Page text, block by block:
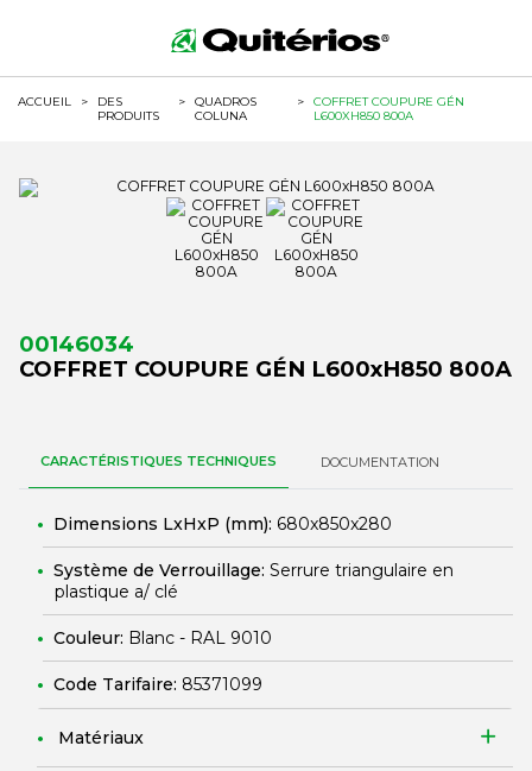
ACCUEIL >
DES
PRODUITS
>
QUADROS
COLUNA
>
COFFRET COUPURE GÉN
L600XH850 800A
00146034
COFFRET COUPURE GÉN L600xH850 800A
CARACTÉRISTIQUES TECHNIQUES DOCUMENTATION
Dimensions LxHxP (mm): 680x850x280
Système de Verrouillage: Serrure triangulaire en
plastique a/ clé
Couleur: Blanc - RAL 9010
Code Tarifaire: 85371099
Matériaux